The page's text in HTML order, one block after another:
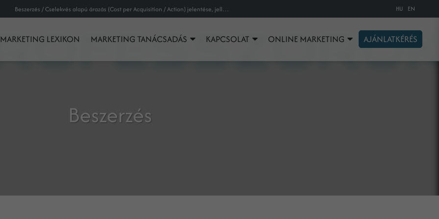
Beszerzés / Cselekvés alapú árazás (Cost per Acquisition / Action) jelentése, jellemzése, haszna. HU EN
MARKETING LEXIKON MARKETING TANÁCSADÁS KAPCSOLAT ONLINE MARKETING AJÁNLATKÉRÉS
Beszerzés